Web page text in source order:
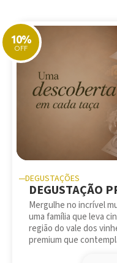
10%
OFF
DEGUSTAÇÕES
DEGUSTAÇÃO
Mergulhe no incrível
uma família que leva
região do vale dos
premium que